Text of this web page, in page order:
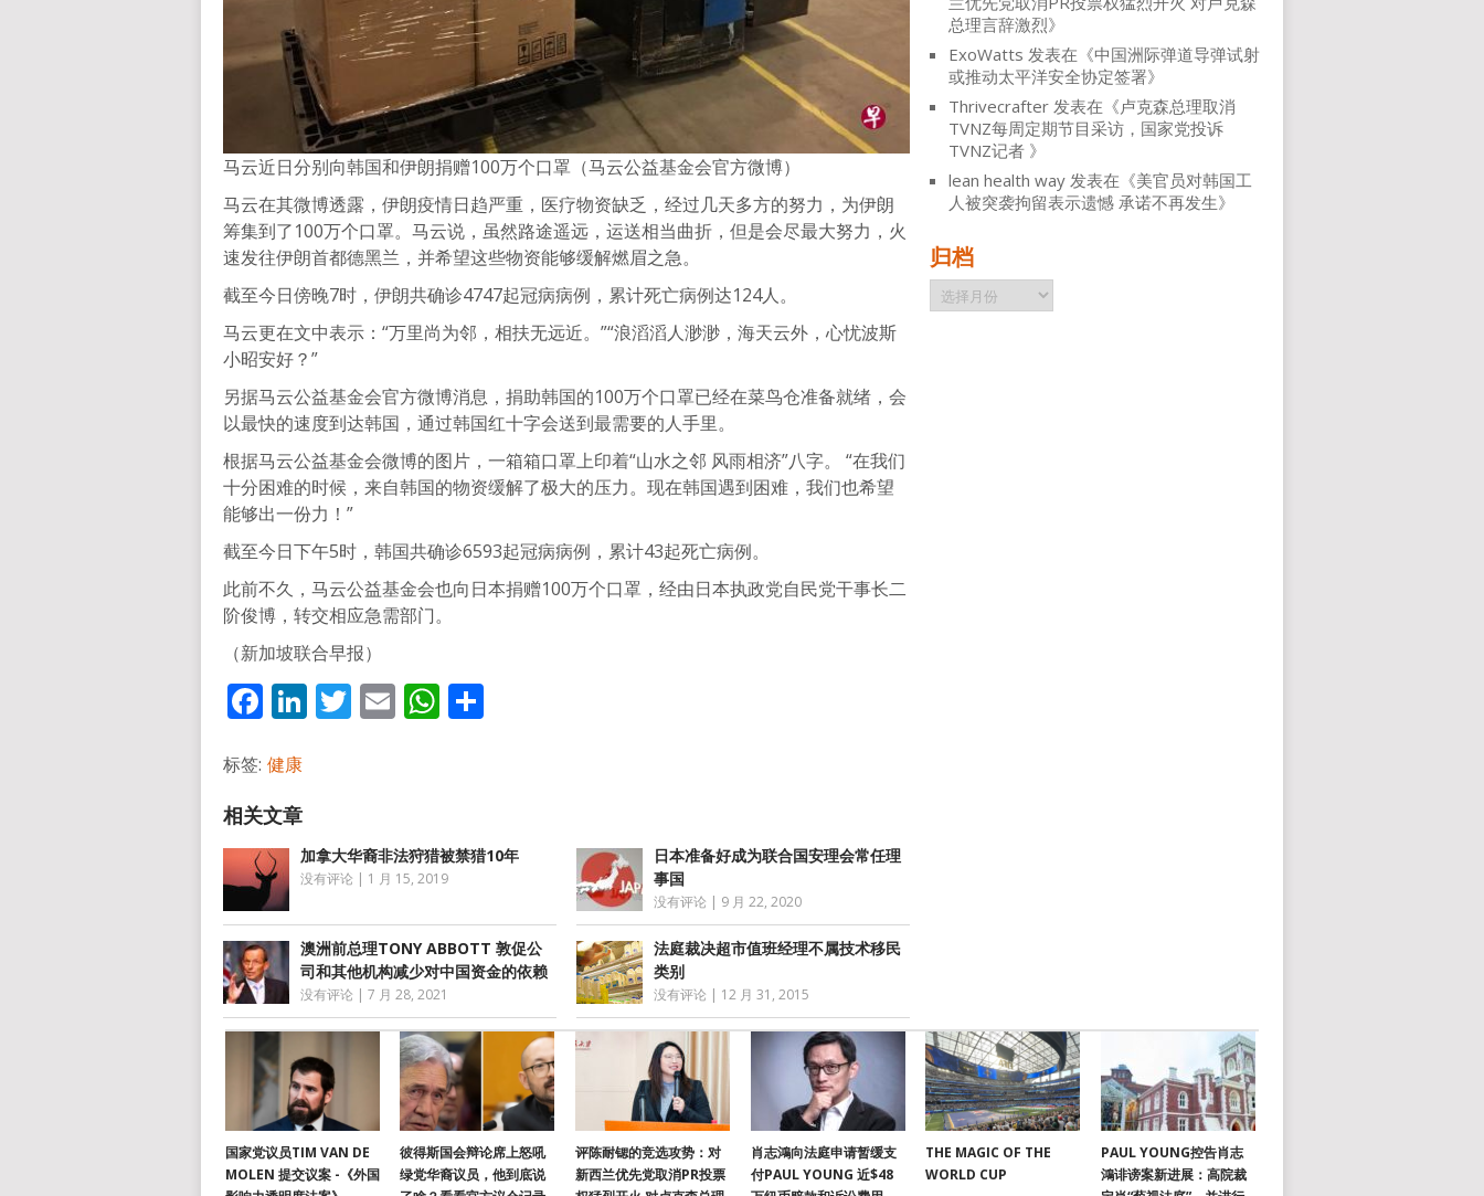
马云近日分别向韩国和伊朗捐赠100万个口罩（马云公益基金会官方微博）
马云在其微博透露，伊朗疫情日趋严重，医疗物资缺乏，经过几天多方的努力，为伊朗
筹集到了100万个口罩。马云说，虽然路途遥远，运送相当曲折，但是会尽最大努力，火
速发往伊朗首都德黑兰，并希望这些物资能够缓解燃眉之急。
截至今日傍晚7时，伊朗共确诊4747起冠病病例，累计死亡病例达124人。
马云更在文中表示：“万里尚为邻，相扶无远近。”“浪滔滔人渺渺，海天云外，心忧波斯
小昭安好？”
另据马云公益基金会官方微博消息，捐助韩国的100万个口罩已经在菜鸟仓准备就绪，会
以最快的速度到达韩国，通过韩国红十字会送到最需要的人手里。
根据马云公益基金会微博的图片，一箱箱口罩上印着“山水之邻 风雨相济”八字。 “在我们
十分困难的时候，来自韩国的物资缓解了极大的压力。现在韩国遇到困难，我们也希望
能够出一份力！”
截至今日下午5时，韩国共确诊6593起冠病病例，累计43起死亡病例。
此前不久，马云公益基金会也向日本捐赠100万个口罩，经由日本执政党自民党干事长二
阶俊博，转交相应急需部门。
（新加坡联合早报）
Facebook
LinkedIn
Twitter
EmailWhatsApp
标签: 健康
加拿大华裔非法狩猎被禁猎10年
没有评论 | 1 月 15, 2019
日本准备好成为联合国安理会常任理
事国
没有评论 | 9 月 22, 2020
澳洲前总理TONY ABBOTT 敦促公
司和其他机构减少对中国资金的依赖
没有评论 | 7 月 28, 2021
法庭裁决超市值班经理不属技术移民
类别
没有评论 | 12 月 31, 2015
总理言辞激烈》
ExoWatts 发表在《中国洲际弹道导弹试射
或推动太平洋安全协定签署》
Thrivecrafter 发表在《卢克森总理取消
TVNZ每周定期节目采访，国家党投诉
TVNZ记者 》
lean health way 发表在《美官员对韩国工
人被突袭拘留表示遗憾 承诺不再发生》
归档
归
档
国家党议员TIM VAN DE
MOLEN 提交议案 -《外国
彼得斯国会辩论席上怒吼
绿党华裔议员，他到底说
评陈耐锶的竞选攻势：对
新西兰优先党取消PR投票
肖志鴻向法庭申请暂缓支
付PAUL YOUNG 近$48
THE MAGIC OF THE
WORLD CUP
PAUL YOUNG控告肖志
鴻诽谤案新进展：高院裁